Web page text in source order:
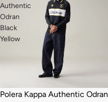
Authentic
Odran
Black
Yellow
-30%
Polera Kappa Authentic Odran